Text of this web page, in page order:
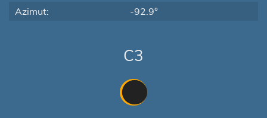
Azimut:
-92.9°
C3